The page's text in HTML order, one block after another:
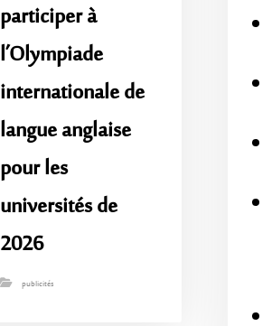
participer à
l’Olympiade
internationale de
langue anglaise
pour les
universités de
2026
publicités